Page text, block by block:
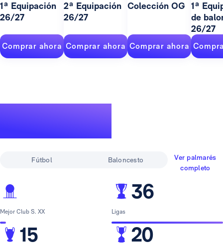
1ª Equipación
26/27
Comprar ahora
2ª Equipación
26/27
Comprar ahora
Colección OG
Comprar ahora
1ª
de
26/27
Fútbol Baloncesto
Ver palmarés
completo
Mejor Club S. XX
15
36
Ligas
20